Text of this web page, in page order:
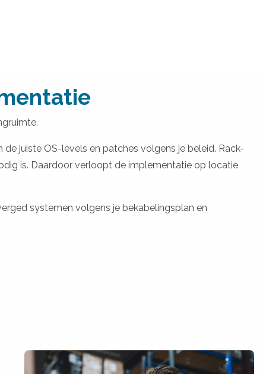
juiste OS-levels en patches volgens je beleid. Rack-
is. Daardoor verloopt de implementatie op locatie
systemen volgens je bekabelingsplan en